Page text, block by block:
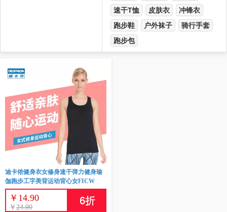
速干T恤
皮肤衣
冲锋衣
跑步鞋
户外袜子
骑行手套
跑步包
迪卡侬健身衣女修身速干弹力健身瑜
伽跑步工字美背运动背心女FICW
￥ 14.90
￥ 24.90
6折